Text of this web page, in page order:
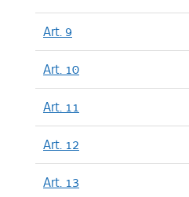
Art. 9
Art. 10
Art. 11
Art. 12
Art. 13